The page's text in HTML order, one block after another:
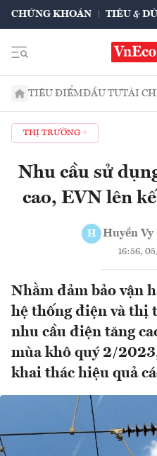
CHỨNG KHOÁN TIÊU &
TIÊU ĐIỂMĐẦU TƯTÀI
THỊ TRƯỜNG
Nhu cầu sử
cao, EVN lên
H Huyền Vy
16:56,
Nhằm đảm bảo vận
hệ thống điện và thị
nhu cầu điện tăng
mùa khô quý 2/
khai thác hiệu quả